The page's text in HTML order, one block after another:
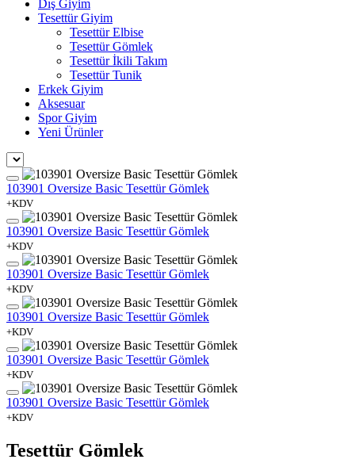
Dış Giyim
Tesettür Giyim
Tesettür Elbise
Tesettür Gömlek
Tesettür İkili Takım
Tesettür Tunik
Erkek Giyim
Aksesuar
Spor Giyim
Yeni Ürünler
103901 Oversize Basic Tesettür Gömlek
+KDV
103901 Oversize Basic Tesettür Gömlek
+KDV
103901 Oversize Basic Tesettür Gömlek
+KDV
103901 Oversize Basic Tesettür Gömlek
+KDV
103901 Oversize Basic Tesettür Gömlek
+KDV
103901 Oversize Basic Tesettür Gömlek
+KDV
Tesettür Gömlek